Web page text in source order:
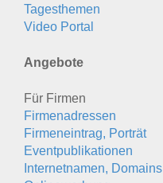
Tagesthemen
Video Portal
Angebote
Für Firmen
Firmenadressen
Firmeneintrag, Porträt
Eventpublikationen
Internetnamen, Domains